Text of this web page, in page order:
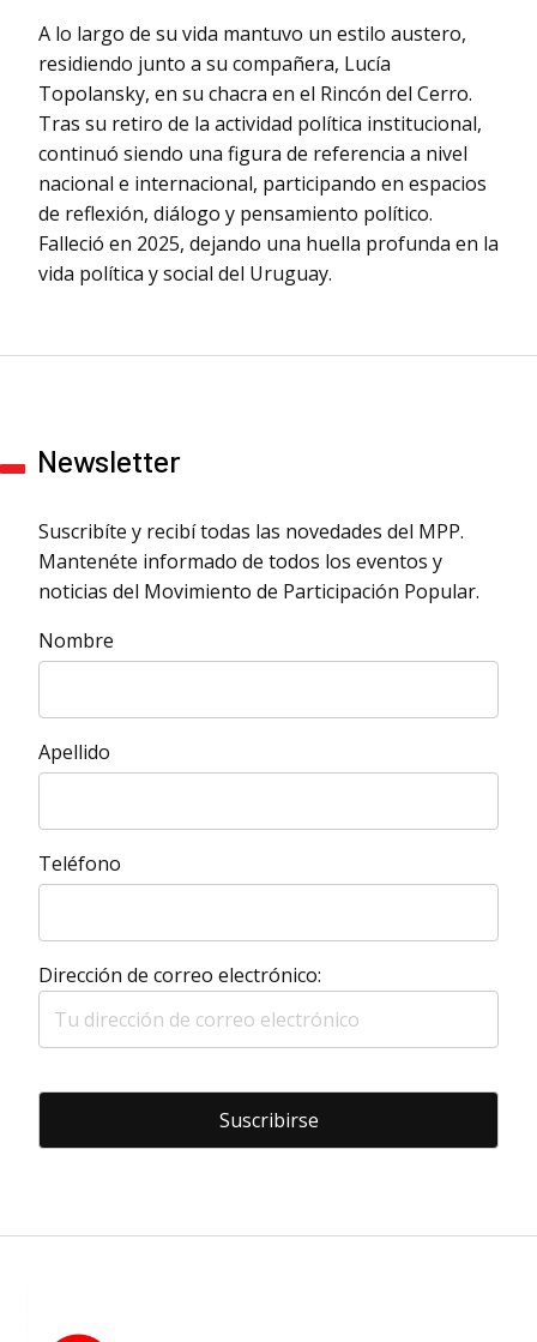
A lo largo de su vida mantuvo un estilo austero,
residiendo junto a su compañera, Lucía
Topolansky, en su chacra en el Rincón del Cerro.
Tras su retiro de la actividad política institucional,
continuó siendo una figura de referencia a nivel
nacional e internacional, participando en espacios
de reflexión, diálogo y pensamiento político.
Falleció en 2025, dejando una huella profunda en la
vida política y social del Uruguay.
Newsletter
Suscribíte y recibí todas las novedades del MPP.
Mantenéte informado de todos los eventos y
noticias del Movimiento de Participación Popular.
Nombre
Apellido
Teléfono
Dirección de correo electrónico: